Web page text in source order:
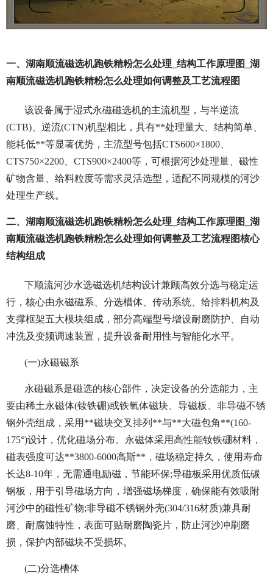
一、湖南顺流磁选机跑铁精粉怎么处理_结构工作原理图_湖
南顺流磁选机跑铁精粉怎么处理如何调整及工艺流程图
该设备属于湿式永磁磁选机的主流机型，与半逆流
(CTB)、逆流(CTN)机型相比，具有**处理量大、结构简单、
能耗低**等显著优势，主流型号包括CTS600×1800、
CTS750×2200、CTS900×2400等，可根据河沙处理量、磁性
矿物含量、给料粒度等需求灵活选型，适配不同规模的河沙
处理生产线。
二、湖南顺流磁选机跑铁精粉怎么处理_结构工作原理图_湖
南顺流磁选机跑铁精粉怎么处理如何调整及工艺流程图核心
结构组成
下顺流河沙水选磁选机结构设计兼顾高效分选与稳定运
行，核心由永磁磁系、分选槽体、传动系统、给排料机构及
支撑框架五大模块组成，部分高端型号增设耐磨防护、自动
冲洗及变频调速装置，提升设备耐用性与智能化水平。
(一)永磁磁系
永磁磁系是磁选的核心部件，决定设备的分选能力，主
要由稀土永磁体(钕铁硼)或铁氧体磁块、导磁板、非导磁不锈
钢外壳组成，采用**磁块交叉排列**与**大磁包角**(160-
175°)设计，优化磁场分布。永磁体采用高性能钕铁硼材料，
磁表强度可达**3800-6000高斯**，磁场稳定持久，使用寿命
长达8-10年，无需通电励磁，节能环保;导磁板采用优质低碳
钢板，用于引导磁场方向，增强磁场梯度，确保能有效吸附
河沙中的磁性矿物;非导磁不锈钢外壳(304/316材质)兼具耐
磨、耐腐蚀特性，表面可贴耐磨陶瓷片，防止河沙冲刷磨
损，保护内部磁块不受损坏。
(二)分选槽体